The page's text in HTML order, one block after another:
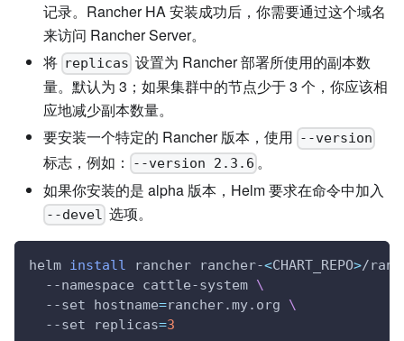
记录。Rancher HA 安装成功后，你需要通过这个域名
来访问 Rancher Server。
将 replicas 设置为 Rancher 部署所使用的副本数
量。默认为 3；如果集群中的节点少于 3 个，你应该相
应地减少副本数量。
要安装一个特定的 Rancher 版本，使用 --version
标志，例如： --version 2.3.6 。
如果你安装的是 alpha 版本，Helm 要求在命令中加入
--devel 选项。
helm install rancher rancher-<CHART_REPO>/
  --namespace cattle-system
\
  --set
hostname=rancher.my.org \
  --set
replicas=3